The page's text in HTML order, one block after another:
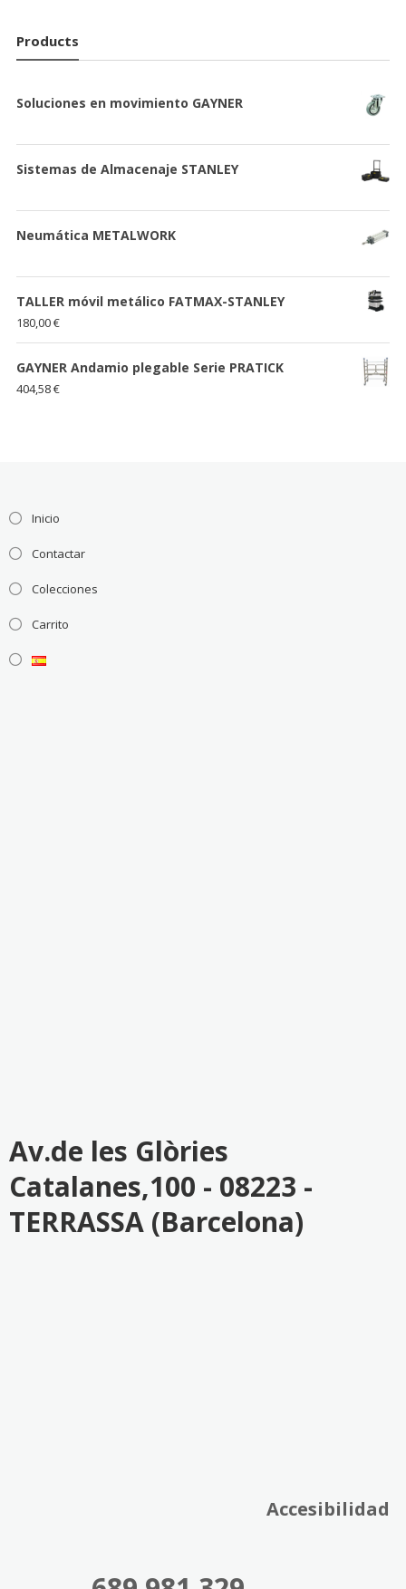
Products
Soluciones en movimiento GAYNER
Sistemas de Almacenaje STANLEY
Neumática METALWORK
TALLER móvil metálico FATMAX-STANLEY
180,00€
GAYNER Andamio plegable Serie PRATICK
404,58€
Inicio
Contactar
Colecciones
Carrito
Av.de les Glòries
Catalanes,100 - 08223 -
TERRASSA (Barcelona)
Accesibilidad